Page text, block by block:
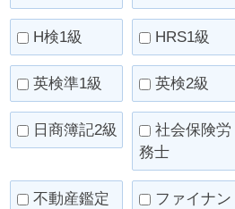
H検1級 HRS1級
英検準1級 英検2級
日商簿記2級
社会保険労
務士
不動産鑑定
ファイナン